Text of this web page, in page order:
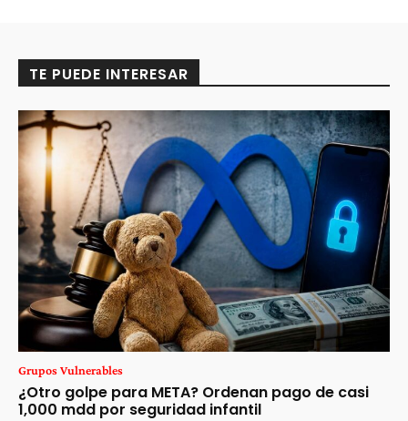
TE PUEDE INTERESAR
Grupos Vulnerables
¿Otro golpe para META? Ordenan pago de casi
1,000 mdd por seguridad infantil